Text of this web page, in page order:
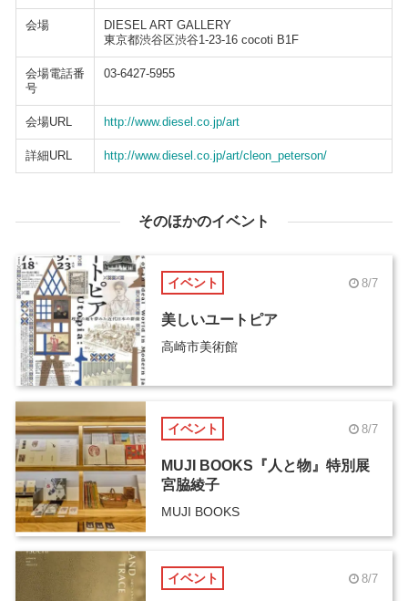
会場
DIESEL ART GALLERY
東京都渋谷区渋谷1-23-16 cocoti B1F
会場電話番
号
03-6427-5955
会場URL http://www.diesel.co.jp/art
詳細URL http://www.diesel.co.jp/art/cleon_peterson/
そのほかのイベント
イベント 8/7
美しいユートピア
高崎市美術館
イベント 8/7
MUJI BOOKS『人と物』特別展
宮脇綾子
MUJI BOOKS
イベント 8/7